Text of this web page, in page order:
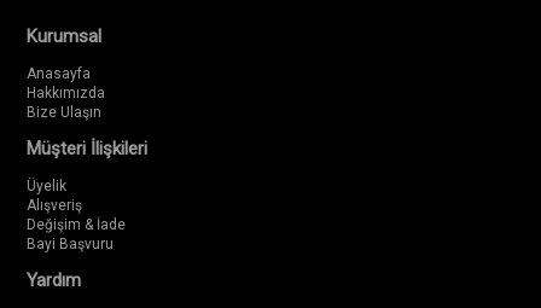
Kurumsal
Anasayfa
Hakkımızda
Bize Ulaşın
Müşteri İlişkileri
Üyelik
Alışveriş
Değişim & İade
Bayi Başvuru
Yardım